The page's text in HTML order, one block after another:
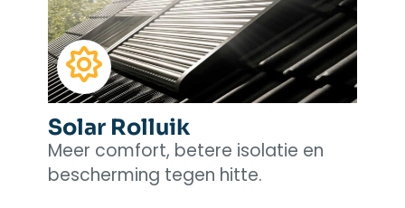
Solar Rolluik
Meer comfort, betere isolatie en
bescherming tegen hitte.